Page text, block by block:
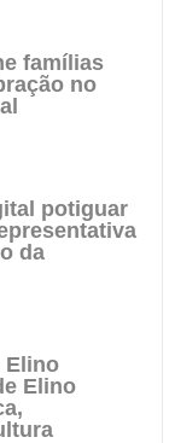
famílias
no
potiguar
da
Elino
Elino